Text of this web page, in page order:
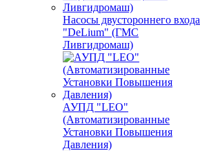
Насосы двустороннего входа
"DeLium" (ГМС
Ливгидромаш)
АУПД "LEO"
(Автоматизированные
Установки Повышения
Давления)